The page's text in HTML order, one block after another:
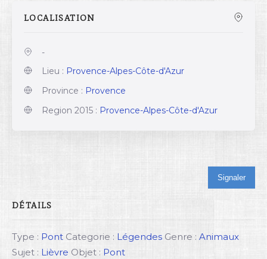
LOCALISATION
-
Lieu : Provence-Alpes-Côte-d'Azur
Province : Provence
Region 2015 : Provence-Alpes-Côte-d'Azur
Signaler
DÉTAILS
Type : Pont Categorie : Légendes Genre : Animaux
Sujet : Lièvre Objet : Pont